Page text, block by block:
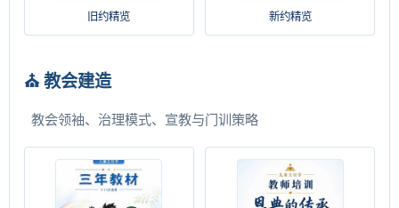
旧约精览 新约精览
⛪ 教会建造
教会领袖、治理模式、宣教与门训策略